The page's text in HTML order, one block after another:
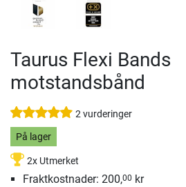
Taurus Flexi Bands
motstandsbånd
2 vurderinger
På lager
2x Utmerket
Fraktkostnader: 200,00 kr